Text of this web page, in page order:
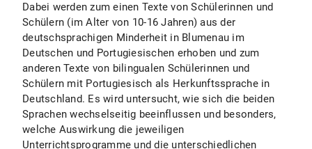
Dabei werden zum einen Texte von Schülerinnen und
Schülern (im Alter von 10-16 Jahren) aus der
deutschsprachigen Minderheit in Blumenau im
Deutschen und Portugiesischen erhoben und zum
anderen Texte von bilingualen Schülerinnen und
Schülern mit Portugiesisch als Herkunftssprache in
Deutschland. Es wird untersucht, wie sich die beiden
Sprachen wechselseitig beeinflussen und besonders,
welche Auswirkung die jeweiligen
Unterrichtsprogramme und die unterschiedlichen